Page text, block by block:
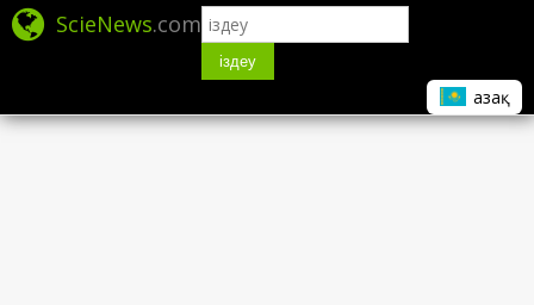
ScieNews.com
іздеу
Қазақ